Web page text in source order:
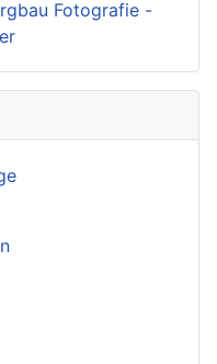
Fotografie -